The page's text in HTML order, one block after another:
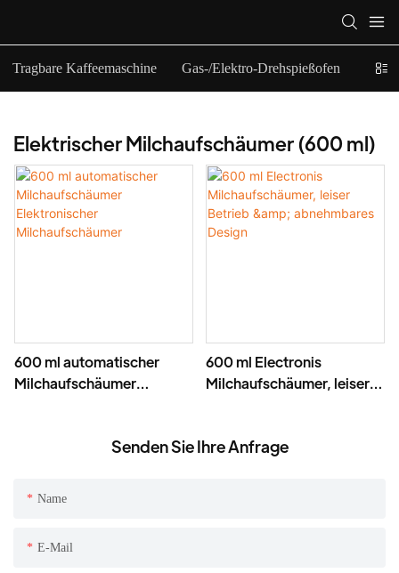
Tragbare Kaffeemaschine Gas-/Elektro-Drehspießofen
Elektrischer Milchaufschäumer (600 ml)
600 ml automatischer
Milchaufschäumer
600 ml Electronis
Milchaufschäumer, leiser
Senden Sie Ihre Anfrage
Name
E-Mail